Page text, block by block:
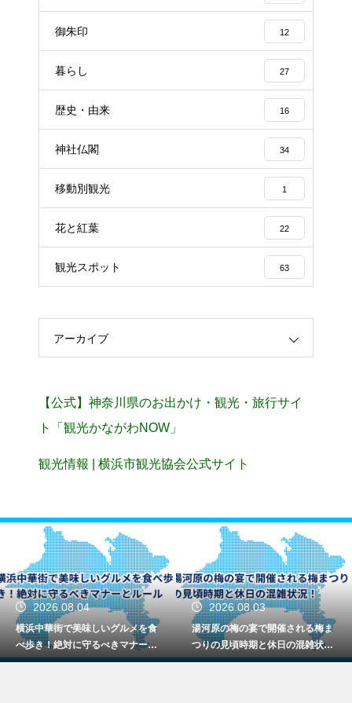
御朱印 12
暮らし 27
歴史・由来 16
神社仏閣 34
移動別観光 1
花と紅葉 22
観光スポット 63
アーカイブ
【公式】神奈川県のお出かけ・観光・旅行サイ
ト「観光かながわNOW」
観光情報 | 横浜市観光協会公式サイト
2026.08.04
横浜中華街で美味しいグルメを食
べ歩き！絶対に守るべきマナーと
ルール
2026.08.03
湯河原の梅の宴で開催される梅ま
つりの見頃時期と休日の混雑状
況！